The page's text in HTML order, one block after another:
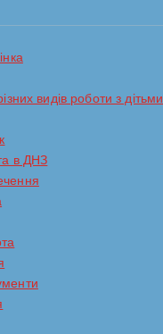
в
видів роботи з дітьми
в ДНЗ